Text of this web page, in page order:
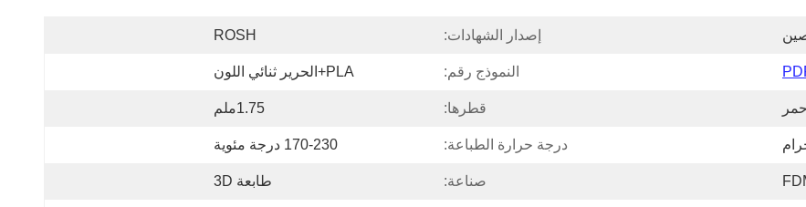
إصدار الشهادات: ROSH
النموذج رقم: PLA+الحرير ثنائي اللون
قطرها: 1.75ملم
درجة حرارة الطباعة: 170-230 درجة مئوية
صناعة: طابعة 3D